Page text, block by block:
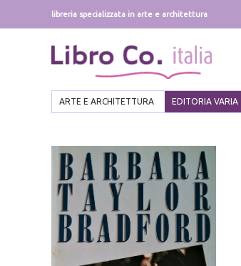
libreria specializzata in arte e architettura
ARTE E ARCHITETTURA EDITORIA VARIA